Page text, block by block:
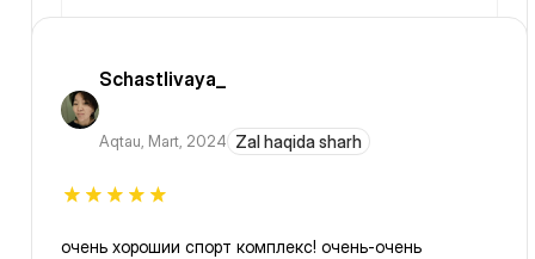
Schastlivaya_
Aqtau, Mart, 2024 Zal haqida sharh
очень хорошии спорт комплекс! очень-очень